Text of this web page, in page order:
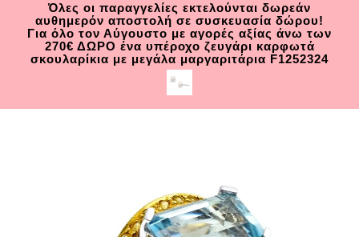
Όλες οι παραγγελίες εκτελούνται δωρεάν
αυθημερόν αποστολή σε συσκευασία δώρου!
Για όλο τον Αύγουστο με αγορές αξίας άνω των
270€ ΔΩΡΟ ένα υπέροχο ζευγάρι καρφωτά
σκουλαρίκια με μεγάλα μαργαριτάρια F1252324